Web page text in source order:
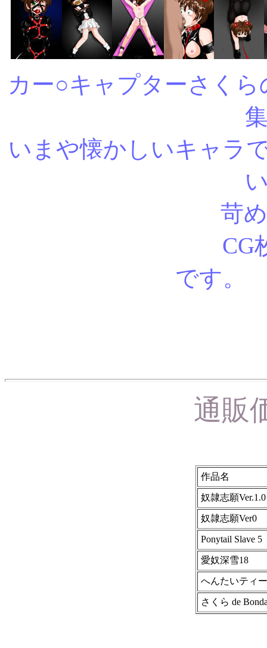
カー○キャプターさく
いまや懐かしいキャラ
苛め甲斐
CG枚数は、
で
通販
作品名
奴隷志願Ver.1.0
奴隷志願Ver0
Ponytail Slave 5
愛奴深雪18
へんたいティ
さくら de